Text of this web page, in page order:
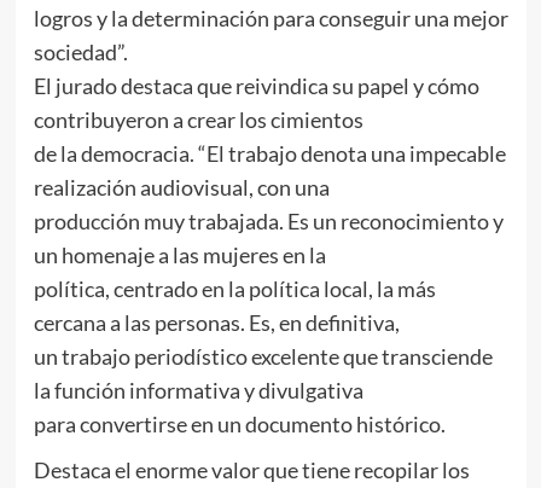
logros y la determinación para conseguir una mejor
sociedad”.
El jurado destaca que reivindica su papel y cómo
contribuyeron a crear los cimientos
de la democracia. “El trabajo denota una impecable
realización audiovisual, con una
producción muy trabajada. Es un reconocimiento y
un homenaje a las mujeres en la
política, centrado en la política local, la más
cercana a las personas. Es, en definitiva,
un trabajo periodístico excelente que transciende
la función informativa y divulgativa
para convertirse en un documento histórico.
Destaca el enorme valor que tiene recopilar los